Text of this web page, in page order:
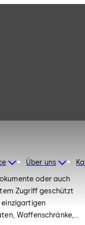
Über uns
oder auch
Zugriff geschützt
einzigartigen
Waffenschränke,